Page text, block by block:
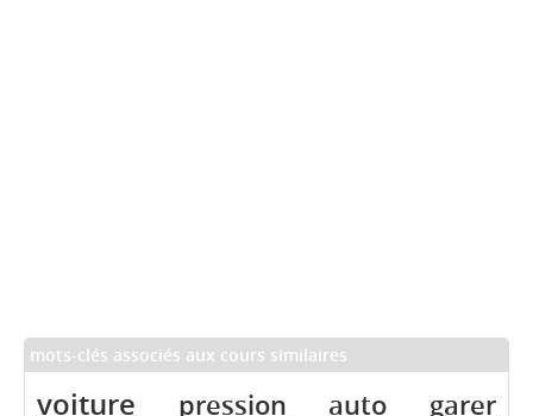
mots-clés associés aux cours similaires
voiture pression auto
garer